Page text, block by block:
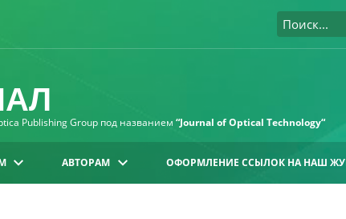
Publishing Group под названием “Journal of Optical Technology“
АВТОРАМ ОФОРМЛЕНИЕ ССЫЛОК НА НАШ